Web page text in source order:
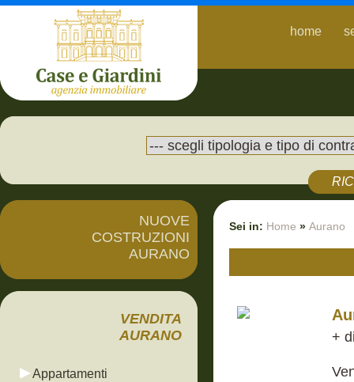
home
NUOVE
COSTRUZIONI
AURANO
VENDITA
AURANO
Appartamenti
Sei in: Home » Aurano
+